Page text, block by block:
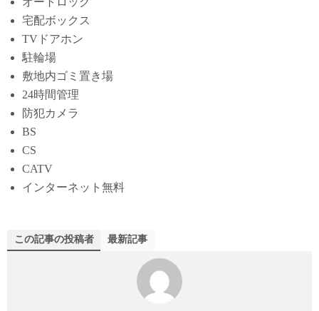
宅配ボックス
TVドアホン
駐輪場
敷地内ゴミ置き場
24時間管理
防犯カメラ
BS
CS
CATV
インターネット無料
この記事の投稿者 最新記事